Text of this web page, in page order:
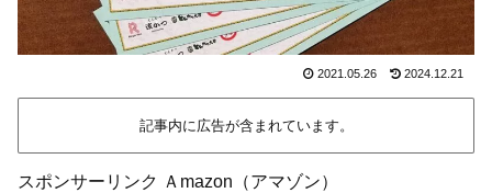
2021.05.26 2024.12.21
記事内に広告が含まれています。
スポンサーリンク Ａmazon（アマゾン）